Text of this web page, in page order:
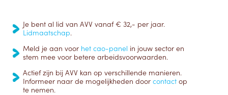
Je bent al lid van AVV vanaf € 32,- per jaar.
Lidmaatschap.
Meld je aan voor het cao-panel in jouw sector en
stem mee voor betere arbeidsvoorwaarden.
Actief zijn bij AVV kan op verschillende manieren.
Informeer naar de mogelijkheden door contact op
te nemen.